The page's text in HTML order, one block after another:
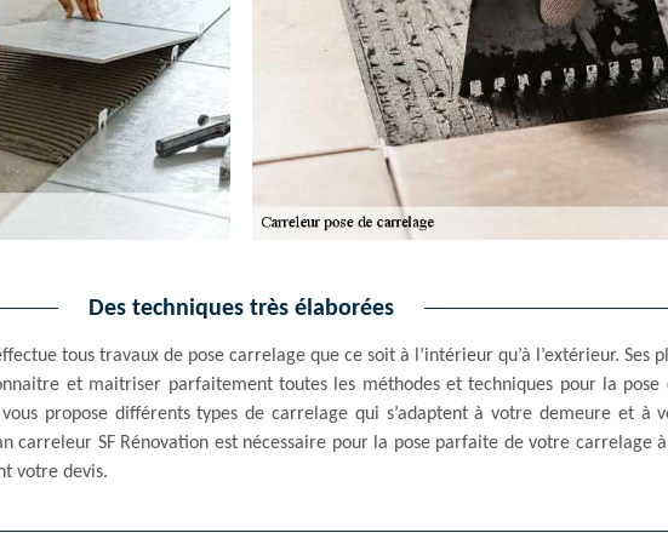
Des techniques très élaborées
tous travaux de pose carrelage que ce soit à l’intérieur qu’à l’extérieur. Ses
et maitriser parfaitement toutes les méthodes et techniques pour la pose
propose différents types de carrelage qui s’adaptent à votre demeure et à
carreleur SF Rénovation est nécessaire pour la pose parfaite de votre carrelage
votre devis.